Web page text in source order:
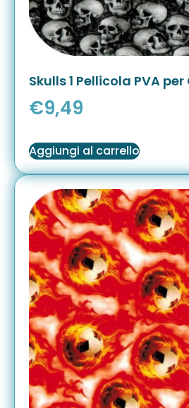
Skulls 1 Pellicola PVA
€9,49
Aggiungi al carrello